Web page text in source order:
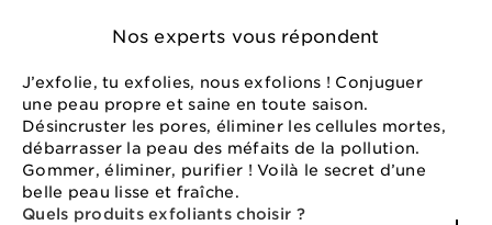
Nos experts vous répondent
J’exfolie, tu exfolies, nous exfolions ! Conjuguer
une peau propre et saine en toute saison.
Désincruster les pores, éliminer les cellules mortes,
débarrasser la peau des méfaits de la pollution.
Gommer, éliminer, purifier ! Voilà le secret d’une
belle peau lisse et fraîche.
Quels produits exfoliants choisir ?